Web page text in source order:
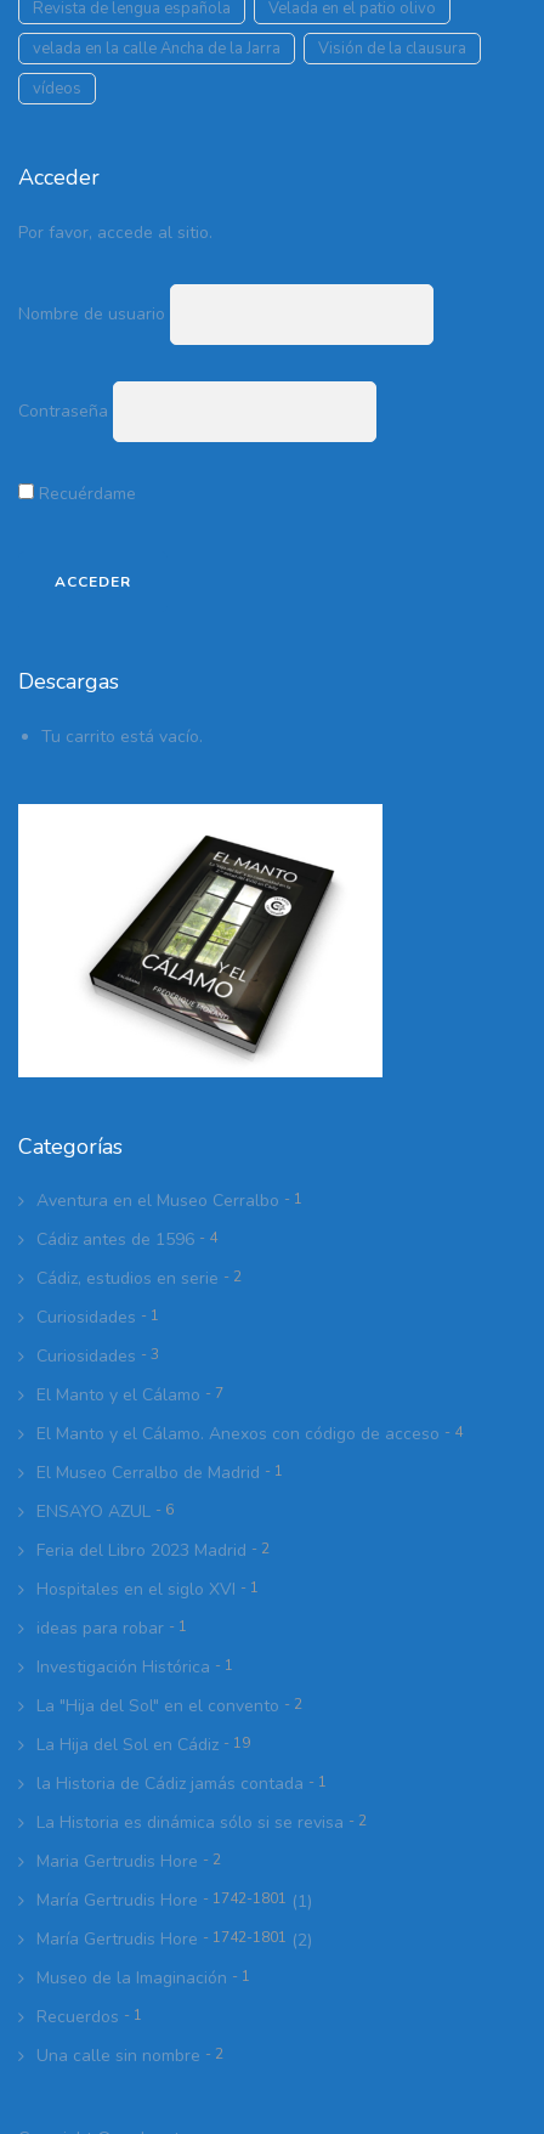
Revista de lengua española
Velada en el patio olivo
velada en la calle Ancha de la Jarra
Visión de la clausura
vídeos
Acceder
Por favor, accede al sitio.
Nombre de usuario
Contraseña
Recuérdame
Descargas
Tu carrito está vacío.
Categorías
Aventura en el Museo Cerralbo - 1
Cádiz antes de 1596 - 4
Cádiz, estudios en serie - 2
Curiosidades - 1
Curiosidades - 3
El Manto y el Cálamo - 7
El Manto y el Cálamo. Anexos con código de acceso - 4
El Museo Cerralbo de Madrid - 1
ENSAYO AZUL - 6
Feria del Libro 2023 Madrid - 2
Hospitales en el siglo XVI - 1
ideas para robar - 1
Investigación Histórica - 1
La "Hija del Sol" en el convento - 2
La Hija del Sol en Cádiz - 19
la Historia de Cádiz jamás contada - 1
La Historia es dinámica sólo si se revisa - 2
Maria Gertrudis Hore - 2
María Gertrudis Hore - 1742-1801 (1)
María Gertrudis Hore - 1742-1801 (2)
Museo de la Imaginación - 1
Recuerdos - 1
Una calle sin nombre - 2